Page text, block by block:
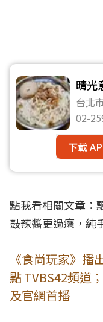
晴光
台北
第9
02-
下載
點我看相關文章：
鼓辣醬更過癮，純
《食尚玩家》播
點 TVBS42頻道
及官網首播